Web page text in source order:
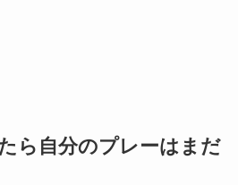
ら自分のプレーはまだ